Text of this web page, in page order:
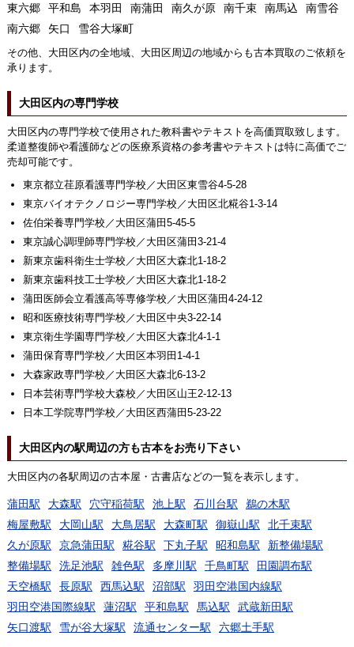
東六郷
平和島 本羽田 南蒲田 南久が原 南千束 南馬込
南雪谷
南六郷
矢口 雪谷大塚町
その他、大田区内の全地域、大田区周辺の地域からも古本買取のご依頼を
承ります。
大田区内の専門学校
大田区内の専門学校で使用された教科書やテキストを高価買取致します。
柔道整復師や看護師などの医療系資格の参考書やテキストは特に高価でご
売却可能です。
東京都立荏原看護専門学校／大田区東雪谷4-5-28
東京バイオテクノロジー専門学校／大田区北糀谷1-3-14
佐伯栄養専門学校／大田区蒲田5-45-5
東京誠心調理師専門学校／大田区蒲田3-21-4
新東京歯科衛生士学校／大田区大森北1-18-2
新東京歯科技工士学校／大田区大森北1-18-2
蒲田医師会立看護高等専修学校／大田区蒲田4-24-12
昭和医療技術専門学校／大田区中央3-22-14
東京衛生学園専門学校／大田区大森北4-1-1
蒲田保育専門学校／大田区本羽田1-4-1
大森家政専門学校／大田区大森北6-13-2
日本芸術専門学校大森校／大田区山王2-12-13
日本工学院専門学校／大田区西蒲田5-23-22
大田区内の駅周辺の方も古本をお売り下さい
大田区内の各駅周辺の古本屋・古書店などの一覧を表示します。
蒲田駅 大森駅 穴守稲荷駅 池上駅 石川台駅
鵜の木駅
梅屋敷駅
大岡山駅 大鳥居駅 大森町駅 御嶽山駅
北千束駅
久が原駅
京急蒲田駅 糀谷駅 下丸子駅 昭和島駅
新整備場駅
整備場駅
洗足池駅 雑色駅 多摩川駅 千鳥町駅
田園調布駅
天空橋駅
長原駅 西馬込駅 沼部駅
羽田空港国内線駅
羽田空港国際線駅
蓮沼駅 平和島駅 馬込駅
武蔵新田駅
矢口渡駅
雪が谷大塚駅 流通センター駅 六郷土手駅